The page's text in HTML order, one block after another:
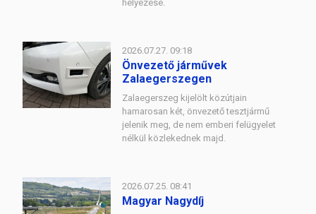
helyezése.
2026.07.27. 09:18
Önvezető járművek
Zalaegerszegen
Zalaegerszeg kijelölt közútjain
hamarosan két, önvezető tesztjármű
jelenik meg, de nem emberi felügyelet
nélkül közlekednek majd.
2026.07.25. 08:41
Magyar Nagydíj